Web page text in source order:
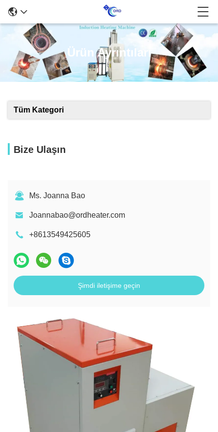
Ürün Ayrıntıları
Tüm Kategori
Bize Ulaşın
Ms. Joanna Bao
Joannabao@ordheater.com
+8613549425605
Şimdi iletişime geçin